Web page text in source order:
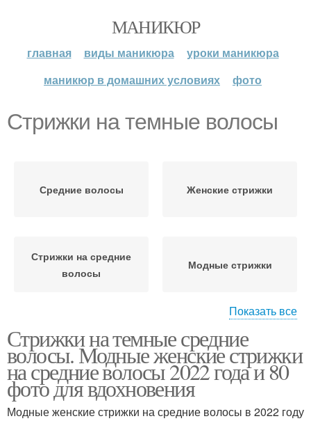
МАНИКЮР
главная виды маникюра
уроки маникюра
маникюр в домашних условиях
фото
Стрижки на темные волосы
Средние волосы Женские стрижки
Стрижки на средние
волосы
Модные стрижки
Удобные стрижки Волосы без чёлки
Каре на волосы
Стрижки на среднюю
Показать все
Стрижки на темные средние
волосы. Модные женские стрижки
на средние волосы 2022 года и 80
фото для вдохновения
Модные женские стрижки на средние волосы в 2022 году